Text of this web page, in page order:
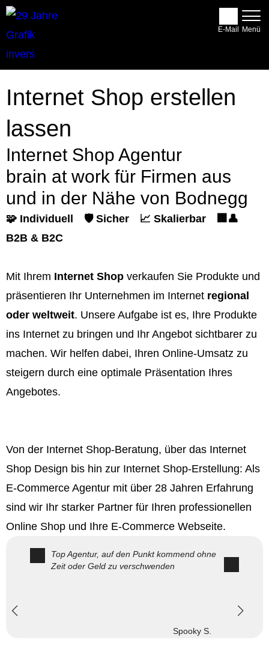
Internet Shop erstellen
lassen
Internet Shop Agentur
brain at work für Firmen aus
und in der Nähe von Bodnegg
🧩 Individuell 🛡️ Sicher 📈 Skalierbar
🏢👤
B2B & B2C
Mit Ihrem Internet Shop verkaufen Sie Produkte und
präsentieren Ihr Unternehmen im Internet regional
oder weltweit. Unsere Aufgabe ist es, Ihre Produkte
ins Internet zu bringen und Ihr Angebot sichtbarer zu
machen. Wir helfen dabei, Ihren Online-Umsatz zu
steigern durch eine optimale Präsentation Ihres
Angebotes.
Von der Internet Shop-Beratung, über das Internet
Shop Design bis hin zur Internet Shop-Erstellung: Als
E-Commerce Agentur mit über 28 Jahren Erfahrung
sind wir Ihr starker Partner für Ihren professionellen
Online Shop und Ihre E-Commerce Webseite.
Top Agentur, auf den Punkt kommend ohne
Zeit oder Geld zu verschwenden
Spooky S.